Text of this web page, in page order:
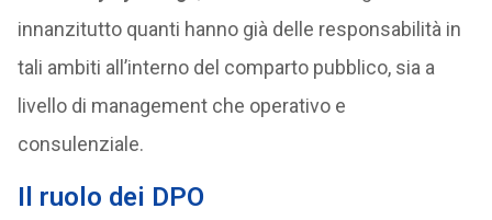
innanzitutto quanti hanno già delle responsabilità in
tali ambiti all’interno del comparto pubblico, sia a
livello di management che operativo e
consulenziale.
Il ruolo dei DPO